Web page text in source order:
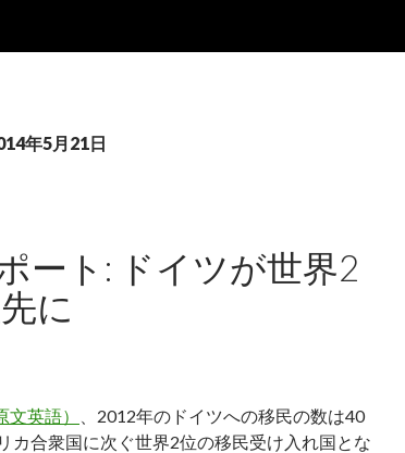
年5月21日
ート: ドイツが世界2
に
英語）
、2012年のドイツへの移民の数は40
カ合衆国に次ぐ世界2位の移民受け入れ国とな